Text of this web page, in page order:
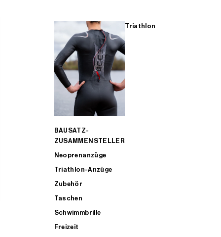
Triathlon
BAUSATZ-
ZUSAMMENSTELLER
Neoprenanzüge
Triathlon-Anzüge
Zubehör
Taschen
Schwimmbrille
Freizeit